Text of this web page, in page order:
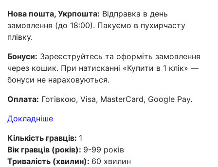
Нова пошта, Укрпошта: Відправка в день
замовлення (до 18:00). Пакуємо в пухирчасту
плівку.
Бонуси: Зареєструйтесь та оформіть замовлення
через кошик. При натисканні «Купити в 1 клік» —
бонуси не нараховуються.
Оплата: Готівкою, Visa, MasterCard, Google Pay.
Докладніше
Кількість гравців: 1
Вік гравців (років): 9-99 років
Тривалість (хвилин): 60 хвилин